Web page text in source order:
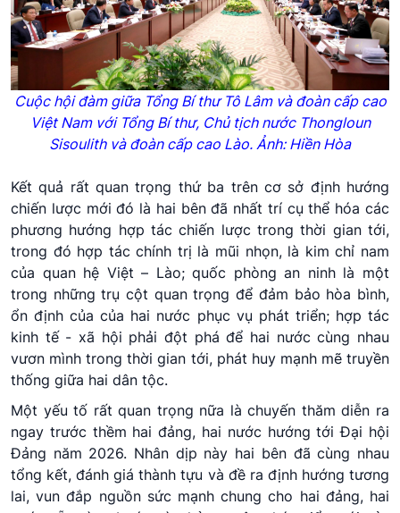
Cuộc hội đàm giữa Tổng Bí thư Tô Lâm và đoàn cấp cao
Việt Nam với Tổng Bí thư, Chủ tịch nước Thongloun
Sisoulithvà đoàn cấp cao Lào. Ảnh: Hiền Hòa
Kết quả rất quan trọng thứ ba trên cơ sở định hướng
chiến lược mới đó là hai bên đã nhất trí cụ thể hóa các
phương hướng hợp tác chiến lược trong thời gian tới,
trong đó hợp tác chính trị là mũi nhọn, là kim chỉ nam
của quan hệ Việt – Lào; quốc phòng an ninh là một
trong những trụ cột quan trọng để đảm bảo hòa bình,
ổn định của của hai nước phục vụ phát triển; hợp tác
kinh tế - xã hội phải đột phá để hai nước cùng nhau
vươn mình trong thời gian tới, phát huy mạnh mẽ truyền
thống giữa hai dân tộc.
Một yếu tố rất quan trọng nữa là chuyến thăm diễn ra
ngay trước thềm hai đảng, hai nước hướng tới Đại hội
Đảng năm 2026. Nhân dịp này hai bên đã cùng nhau
tổng kết, đánh giá thành tựu và đề ra định hướng tương
lai, vun đắp nguồn sức mạnh chung cho hai đảng, hai